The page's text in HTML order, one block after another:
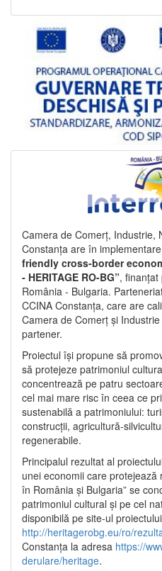
Camera de Comerț, Industrie,
Constanța are în
friendly cross-border
- HERITAGE RO-BG”, finanțat
România - Bulgaria.
CCINA Constanța, care are
Camera de Comerț și
partener.
Proiectul își propune să
să protejeze patrimoniul
concentrează pe patru
cel mai mare risc în ceea ce
sustenabilă a patrimoniului:
construcții, agricultură-
regenerabile.
Principalul rezultat al
unei economii care
în România și Bulgaria” se
patrimoniul cultural și pe cel
disponibilă pe site-ul proiectului
http://heritagerobg.eu/ro/
Constanța la adresa https://
derulare/heritage.